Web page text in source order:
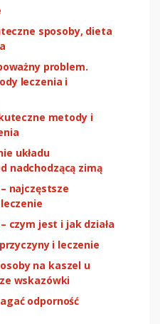
sposoby, dieta
problem.
leczenia i
metody i
układu
nadchodzącą zimą
najczęstsze
czym jest i jak działa
i leczenie
na kaszel u
wskazówki
odporność